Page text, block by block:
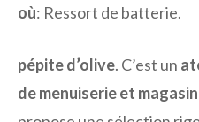
où: Ressort de batterie.
pépite d’olive. C’est un
de menuiserie et